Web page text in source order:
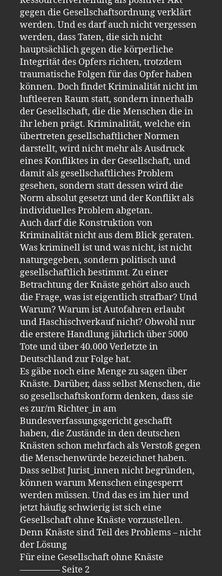
gegen die Gesellschaftsordnung verklärt
werden. Und es darf auch nicht vergessen
werden, dass Taten, die sich nicht
hauptsächlich gegen die körperliche
Integrität des Opfers richten, trotzdem
traumatische Folgen für das Opfer haben
können. Doch findet Kriminalität nicht im
luftleeren Raum statt, sondern innerhalb
der Gesellschaft, die die Menschen die in
ihr leben prägt. Kriminalität, welche ein
übertreten gesellschaftlicher Normen
darstellt, wird nicht mehr als Ausdruck
eines Konfliktes in der Gesellschaft, und
damit als gesellschaftliches Problem
gesehen, sondern statt dessen wird die
Norm absolut gesetzt und der Konflikt als
individuelles Problem abgetan.
Auch darf die Konstruktion von
Kriminalität nicht aus dem Blick geraten.
Was kriminell ist und was nicht, ist nicht
naturgegeben, sondern politisch und
gesellschaftlich bestimmt. Zu einer
Betrachtung der Knäste gehört also auch
die Frage, was ist eigentlich strafbar? Und
Warum? Warum ist Autofahren erlaubt
und Haschischverkauf nicht? Obwohl nur
die erstere Handlung jährlich über 5000
Tote und über 40.000 Verletzte in
Deutschland zur Folge hat.
Es gäbe noch eine Menge zu sagen über
Knäste. Darüber, dass selbst Menschen, die
so gesellschaftskonform denken, dass sie
es zur/m Richter_in am
Bundesverfassungsgericht geschafft
haben, die Zustände in den deutschen
Knästen schon mehrfach als Verstoß gegen
die Menschenwürde bezeichnet haben.
Dass selbst Jurist_innen nicht begründen,
können warum Menschen eingesperrt
werden müssen. Und das es im hier und
jetzt häufig schwierig ist sich eine
Gesellschaft ohne Knäste vorzustellen.
Denn Knäste sind Teil des Problems – nicht
der Lösung
Für eine Gesellschaft ohne Knäste
————– Seite 2